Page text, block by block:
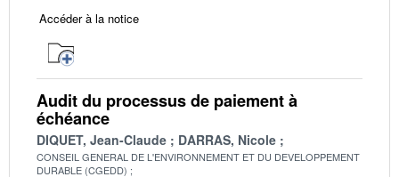
Accéder à la notice
Audit du processus de paiement à
échéance
DIQUET, Jean-Claude DARRAS, Nicole
CONSEIL GENERAL DE L'ENVIRONNEMENT ET DU DEVELOPPEMENT
DURABLE (CGEDD)